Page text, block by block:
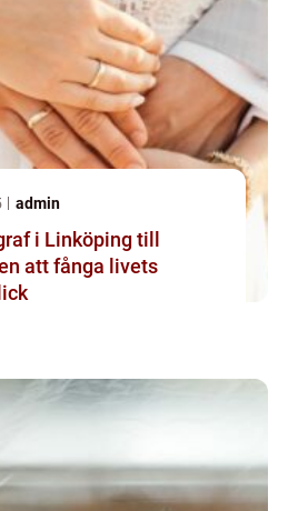
admin
i Linköping till
att fånga livets